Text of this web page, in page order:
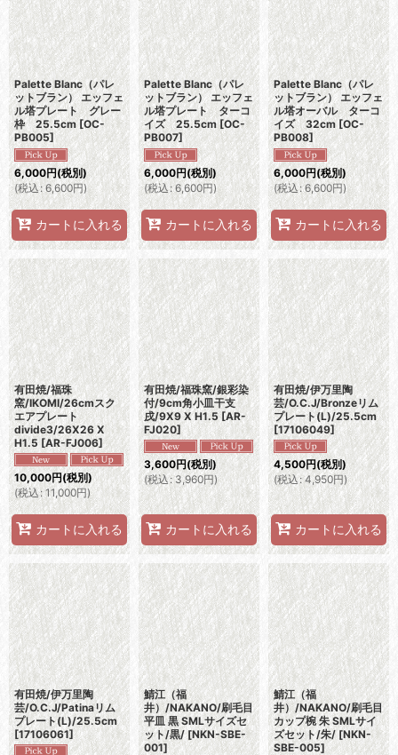
Palette Blanc（パレ
ットブラン） エッフェ
ル塔プレート グレー
枠 25.5cm [OC-
PB005]
6,000円(税別)
(税込: 6,600円)
カートに入れる
Palette Blanc（パレ
ットブラン） エッフェ
ル塔プレート ターコ
イズ 25.5cm [OC-
PB007]
6,000円(税別)
(税込: 6,600円)
カートに入れる
Palette Blanc（パレ
ットブラン） エッフェ
ル塔オーバル ターコ
イズ 32cm [OC-
PB008]
6,000円(税別)
(税込: 6,600円)
カートに入れる
有田焼/福珠
窯/IKOMI/26cmスク
エアプレート
divide3/26X26 X
H1.5 [AR-FJ006]
10,000円(税別)
(税込: 11,000円)
カートに入れる
有田焼/福珠窯/銀彩染
付/9cm角小皿干支
戌/9X9 X H1.5 [AR-
FJ020]
3,600円(税別)
(税込: 3,960円)
カートに入れる
有田焼/伊万里陶
芸/O.C.J/Bronzeリム
プレート(L)/25.5cm
[17106049]
4,500円(税別)
(税込: 4,950円)
カートに入れる
有田焼/伊万里陶
芸/O.C.J/Patinaリム
プレート(L)/25.5cm
[17106061]
鯖江（福
井）/NAKANO/刷毛目
平皿 黒 SMLサイズセ
ット/黒/ [NKN-SBE-
001]
鯖江（福
井）/NAKANO/刷毛目
カップ椀 朱 SMLサイ
ズセット/朱/ [NKN-
SBE-005]